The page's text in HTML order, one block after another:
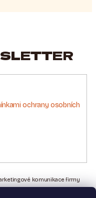
ochrany osobních
komunikace firmy